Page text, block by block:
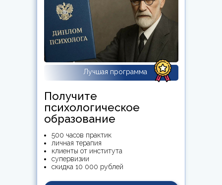
500 часов практик
личная терапия
клиенты от института
супервизии
скидка 10 000 рублей
Получите
психологическое
образование
Лучшая программа